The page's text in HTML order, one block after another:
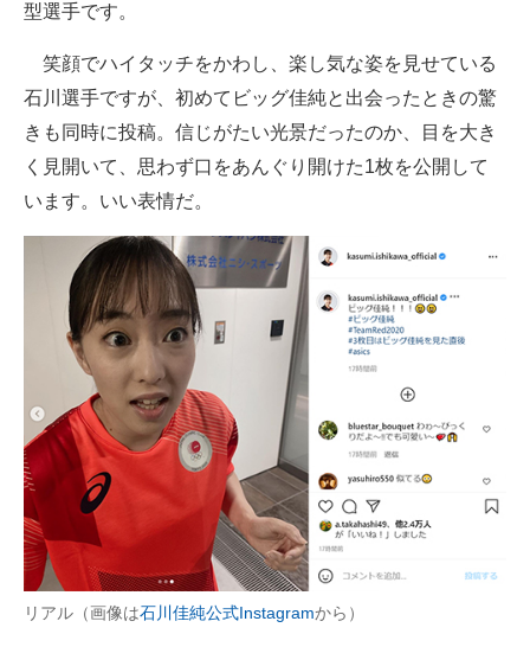
エレクトロニクス専門サイト
電子設計の基本と応用
エネルギーの専門メディア
建設×テクノロジーの最前線
型選手です。
笑顔でハイタッチをかわし、楽し気な姿を見せている
石川選手ですが、初めてビッグ佳純と出会ったときの驚
きも同時に投稿。信じがたい光景だったのか、目を大き
く見開いて、思わず口をあんぐり開けた1枚を公開して
います。いい表情だ。
リアル（画像は石川佳純公式Instagramから）